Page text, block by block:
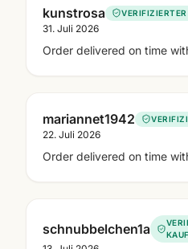
kunstrosa
31. Juli 2026
Order delivered on time
mariannet1942
22. Juli 2026
Order delivered on time
schnubbelchen1a
KAUF